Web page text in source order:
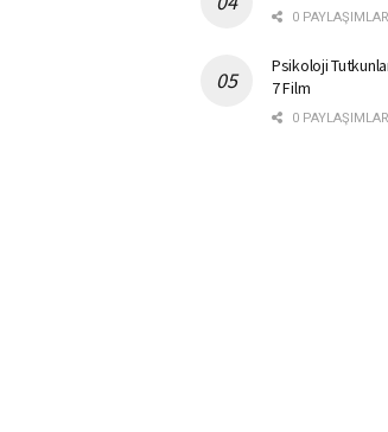
0 PAYLAŞIMLAR
Psikoloji
7 Film
0 PAYLAŞIMLAR